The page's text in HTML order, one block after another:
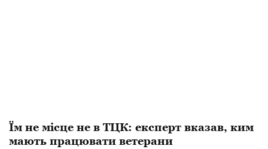
Їм не місце не в ТЦК: експерт вказав, ким
мають працювати ветерани